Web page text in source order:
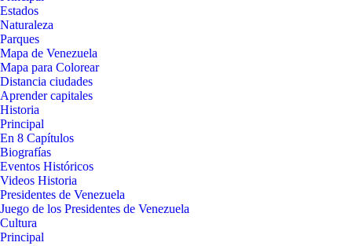
Estados
Naturaleza
Parques
Mapa de Venezuela
Mapa para Colorear
Distancia ciudades
Aprender capitales
Historia
Principal
En 8 Capítulos
Biografías
Eventos Históricos
Videos Historia
Presidentes de Venezuela
Juego de los Presidentes de Venezuela
Cultura
Principal